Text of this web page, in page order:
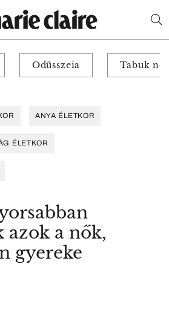
Odüsszeia Tabuk
ANYA ÉLETKOR
ÉLETKOR
azok a nők,
gyereke